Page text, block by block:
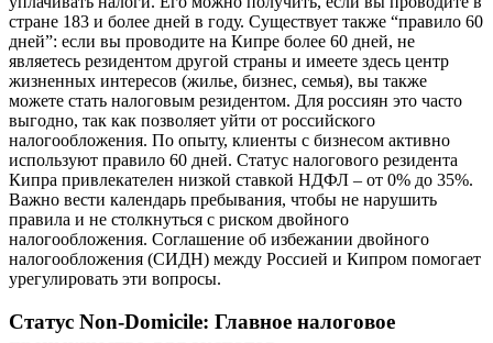
стране 183 и более дней в году. Существует также “правило 60
дней”: если вы проводите на Кипре более 60 дней, не
являетесь резидентом другой страны и имеете здесь центр
жизненных интересов (жилье, бизнес, семья), вы также
можете стать налоговым резидентом. Для россиян это часто
выгодно, так как позволяет уйти от российского
налогообложения. По опыту, клиенты с бизнесом активно
используют правило 60 дней. Статус налогового резидента
Кипра привлекателен низкой ставкой НДФЛ – от 0% до 35%.
Важно вести календарь пребывания, чтобы не нарушить
правила и не столкнуться с риском двойного
налогообложения. Соглашение об избежании двойного
налогообложения (СИДН) между Россией и Кипром помогает
урегулировать эти вопросы.
Статус Non-Domicile: Главное налоговое